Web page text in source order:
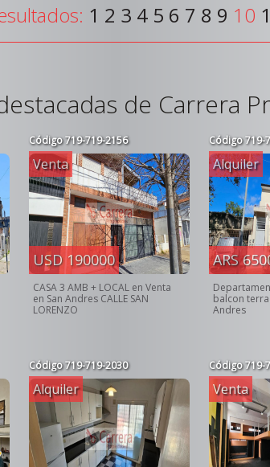
1 2 3 4 5 6 7 8 9 10
de Carrera
Código719-719-2156
Venta
USD 190000
CASA 3 AMB + LOCAL en Venta
en San Andres CALLE SAN
LORENZO
Código719-
Alquiler
ARS
balcon
Andres
Código719-719-2030
Alquiler
Código719-
Venta